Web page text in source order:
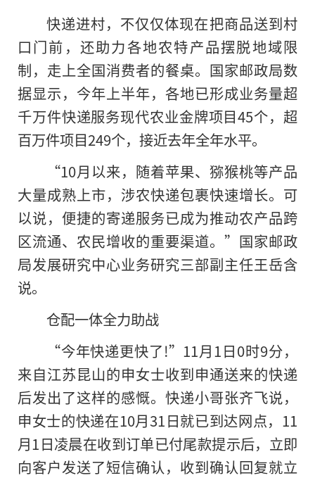
快递进村，不仅仅体现在把商品送到村
口门前，还助力各地农特产品摆脱地域限
制，走上全国消费者的餐桌。国家邮政局数
据显示，今年上半年，各地已形成业务量超
千万件快递服务现代农业金牌项目45个，超
百万件项目249个，接近去年全年水平。
“10月以来，随着苹果、猕猴桃等产品
大量成熟上市，涉农快递包裹快速增长。可
以说，便捷的寄递服务已成为推动农产品跨
区流通、农民增收的重要渠道。”国家邮政
局发展研究中心业务研究三部副主任王岳含
说。
仓配一体全力助战
“今年快递更快了!”11月1日0时9分，
来自江苏昆山的申女士收到申通送来的快递
后发出了这样的感慨。快递小哥张齐飞说，
申女士的快递在10月31日就已到达网点，11
月1日凌晨在收到订单已付尾款提示后，立即
向客户发送了短信确认，收到确认回复就立